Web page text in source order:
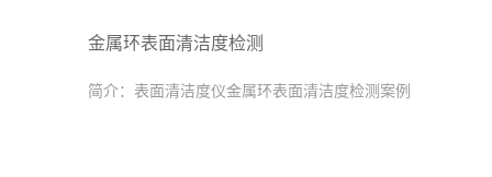
金属环表面清洁度检测
简介： 表面清洁度仪金属环表面清洁度检测案例